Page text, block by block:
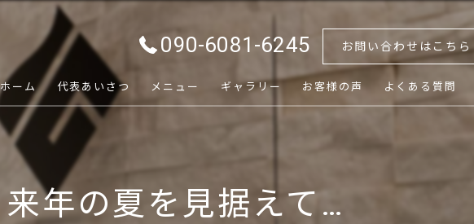
090-6081-6245 お問い合わせはこちら
ホーム 代表あいさつ メニュー ギャラリー お客様の声 よくある質問
来年の夏を見据えて…